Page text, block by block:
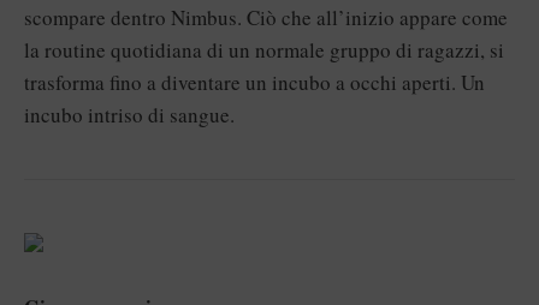
scompare dentro Nimbus. Ciò che all’inizio appare come
la routine quotidiana di un normale gruppo di ragazzi, si
trasforma fino a diventare un incubo a occhi aperti. Un
incubo intriso di sangue.